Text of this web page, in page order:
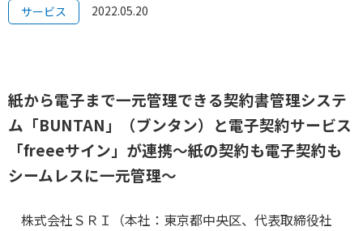
サービス 2022.05.20
紙から電子まで一元管理できる契約書管理システ
ム「BUNTAN」（ブンタン）と電子契約サービス
「freeeサイン」が連携～紙の契約も電子契約も
シームレスに一元管理～
株式会社ＳＲＩ（本社：東京都中央区、代表取締役社